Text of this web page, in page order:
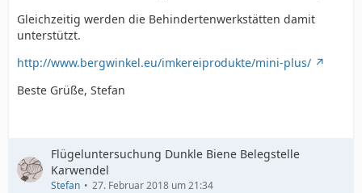
Gleichzeitig werden die Behindertenwerkstätten damit
unterstützt.
http://www.bergwinkel.eu/imkereiprodukte/mini-plus/
Beste Grüße, Stefan
Flügeluntersuchung Dunkle Biene Belegstelle
Karwendel
Stefan 27. Februar 2018 um 21:34